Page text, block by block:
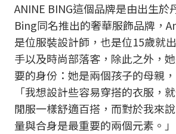
ANINE BING這個品牌是由出生於
Bing同名推出的奢華服飾品牌，
是位服裝設計師，也是位15歲就
手以及時尚部落客，除此之外，
要的身份：她是兩個孩子的母親
「我想設計些容易穿搭的衣服，
閒服一樣舒適百搭，而對於我來
量與合身是最重要的兩個元素。」